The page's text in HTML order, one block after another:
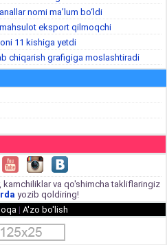
nomi ma’lum bo‘ldi
eksport qilmoqchi
11 kishiga yetdi
chiqarish grafigiga moslashtiradi
kamchiliklar va qo'shimcha takliflaringiz
yozib qoldiring!
| A'zo bo'lish